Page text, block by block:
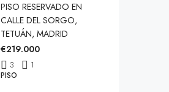
PISO RESERVADO EN
CALLE DEL SORGO,
TETUÁN, MADRID
€219.000
3
1
PISO